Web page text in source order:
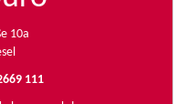
10a
111